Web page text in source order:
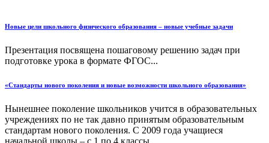
Новые цели школьного физического образования – новые учебные задачи
Презентация посвящена пошаговому решению задач при
подготовке урока в формате ФГОС...
«Стандарты нового поколения и новые возможности школьного образования»
Нынешнее поколение школьников учится в образовательных
учреждениях по не так давно принятым образовательным
стандартам нового поколения. С 2009 года учащиеся
начальной школы – с 1 по 4 классы ...